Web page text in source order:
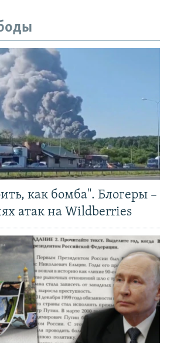
как бомба". Блогеры –
атак на Wildberries